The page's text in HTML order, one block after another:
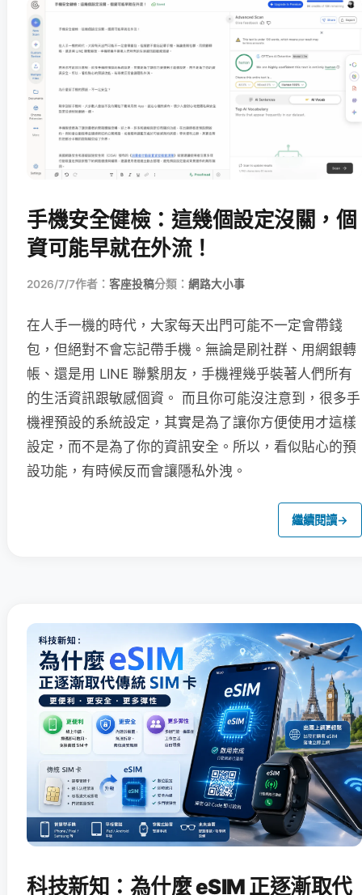
手機安全健檢：這幾個設定沒關，個
資可能早就在外流！
2026/7/7作者： 客座投稿分類： 網路大小事
在人手一機的時代，大家每天出門可能不一定會帶錢
包，但絕對不會忘記帶手機。無論是刷社群、用網銀轉
帳、還是用 LINE 聯繫朋友，手機裡幾乎裝著人們所有
的生活資訊跟敏感個資。 而且你可能沒注意到，很多手
機裡預設的系統設定，其實是為了讓你方便使用才這樣
設定，而不是為了你的資訊安全。所以，看似貼心的預
設功能，有時候反而會讓隱私外洩。
繼續閱讀→
科技新知：為什麼 eSIM 正逐漸取代